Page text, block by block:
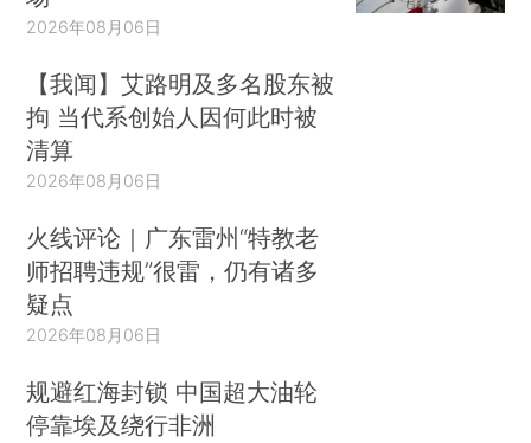
2026年08月06日
【我闻】艾路明及多名股东被
拘 当代系创始人因何此时被
清算
2026年08月06日
火线评论｜广东雷州“特教老
师招聘违规”很雷，仍有诸多
疑点
2026年08月06日
规避红海封锁 中国超大油轮
停靠埃及绕行非洲